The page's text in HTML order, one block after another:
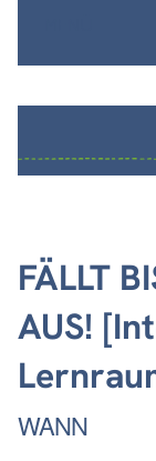
FÄLLT
AUS!
WANN